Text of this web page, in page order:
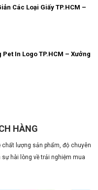
Các Loại Giấy TP.HCM –
In Logo TP.HCM – Xưởng
PE HD TP.HCM – Xưởng
HÀNG
lượng sản phẩm, độ chuyên
hài lòng về trải nghiệm mua